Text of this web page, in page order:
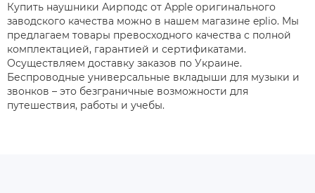
Купить наушники Аирподс от Apple оригинального
заводского качества можно в нашем магазине eplio. Мы
предлагаем товары превосходного качества с полной
комплектацией, гарантией и сертификатами.
Осуществляем доставку заказов по Украине.
Беспроводные универсальные вкладыши для музыки и
звонков – это безграничные возможности для
путешествия, работы и учебы.